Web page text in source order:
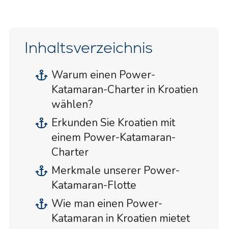
Inhaltsverzeichnis
Warum einen Power-
Katamaran-Charter in Kroatien
wählen?
Erkunden Sie Kroatien mit
einem Power-Katamaran-
Charter
Merkmale unserer Power-
Katamaran-Flotte
Wie man einen Power-
Katamaran in Kroatien mietet